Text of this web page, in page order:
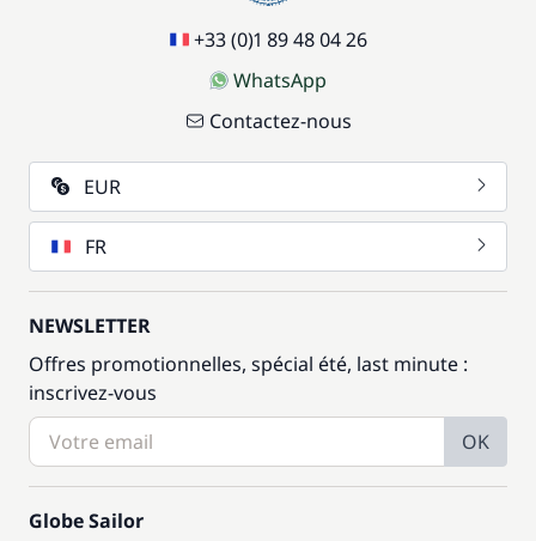
+33 (0)1 89 48 04 26
WhatsApp
Contactez-nous
EUR
FR
NEWSLETTER
Offres promotionnelles, spécial été, last minute :
inscrivez-vous
OK
Globe Sailor